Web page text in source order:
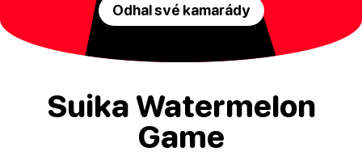
Odhal své kamarády
Suika Watermelon
Game